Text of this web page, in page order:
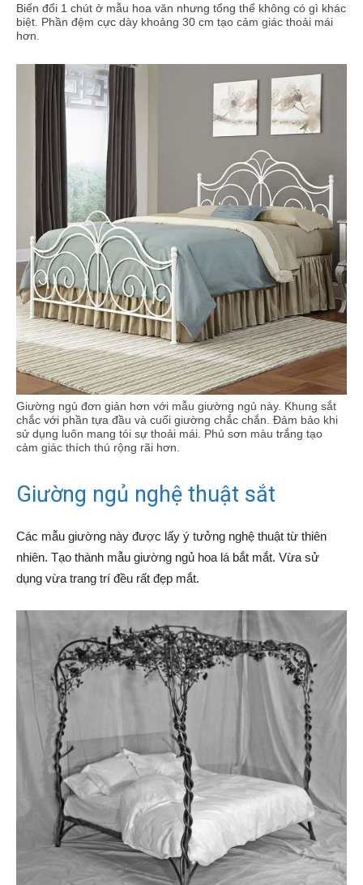
Biến đổi 1 chút ở mẫu hoa văn nhưng tổng thể không có gì khác
biệt. Phần đệm cực dày khoảng 30 cm tạo cảm giác thoải mái
hơn.
Giường ngủ đơn giản hơn với mẫu giường ngủ này. Khung sắt
chắc với phần tựa đầu và cuối giường chắc chắn. Đảm bảo khi
sử dụng luôn mang tói sự thoải mái. Phủ sơn màu trắng tạo
cảm giác thích thú rộng rãi hơn.
Giường ngủ nghệ thuật sắt
Các mẫu giường này được lấy ý tưởng nghệ thuật từ thiên
nhiên. Tạo thành mẫu giường ngủ hoa lá bắt mắt. Vừa sử
dụng vừa trang trí đều rất đẹp mắt.